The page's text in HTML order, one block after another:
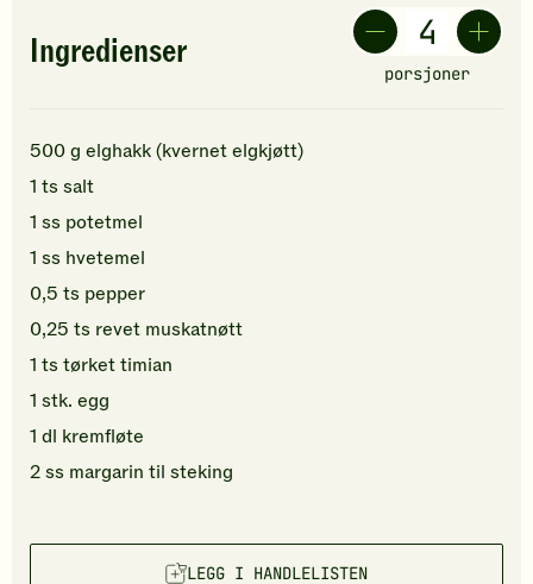
Ingredienser
porsjoner
500g elghakk (kvernet elgkjøtt)
1 ts salt
1 ss potetmel
1 ss hvetemel
0,5 ts pepper
0,25 ts revet muskatnøtt
1 ts tørket timian
1 stk. egg
1 dl kremfløte
2ss margarin til steking
LEGG I HANDLELISTEN